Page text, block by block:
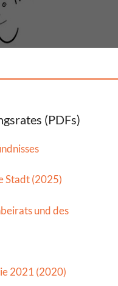
(PDFs)
Stadt (2025)
und des
2021 (2020)